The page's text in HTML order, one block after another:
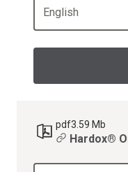
English
pdf3.59 Mb
Hardox®